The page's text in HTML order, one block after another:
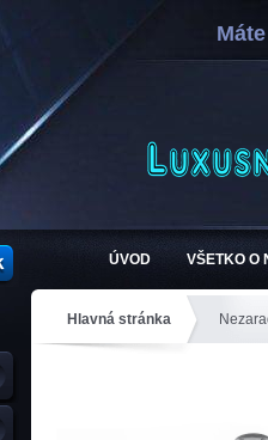
ÚVOD VŠETKO O
Hlavná stránka